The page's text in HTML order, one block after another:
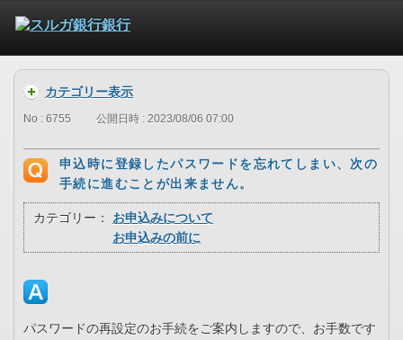
カテゴリー表示
No : 6755 公開日時 : 2023/08/06 07:00
申込時に登録したパスワードを忘れてしまい、次の
手続に進むことが出来ません。
カテゴリー：
お申込みについて
お申込みの前に
パスワードの再設定のお手続をご案内しますので、お手数です